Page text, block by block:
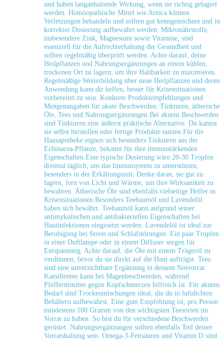
und ⁢haben langanhaltende Wirkung, wenn sie richtig gelagert
werden. Homöopathische Mittel wie Arnica können
Verletzungen behandeln und sollten gut⁢ kenngezeichnet und in
korrekter Dosierung aufbewahrt werden. Mikronährstoffe,
insbesondere Zink, Magnesium sowie Vitamine, sind
essenziell für die Aufrechterhaltung der Gesundheit und⁤
sollten regelmäßig überprüft werden. Achte ‌darauf, deine
Heilpflanzen und Nahrungsergänzungen ⁣an einem kühlen,
trockenen Ort zu lagern, ‌um⁤ ihre Haltbarkeit zu maximieren.
Regelmäßige Weiterbildung über neue ⁢Heilpflanzen und deren
Anwendung kann dir ‌helfen, besser für Krisensituationen
vorbereitet zu sein. Konkrete Produktempfehlungen und
Mengenangaben für akute Beschwerden: Tinkturen, ätherische
Öle, Tees und Nahrungsergänzungen Bei akuten Beschwerden
sind Tinkturen eine äußerst‍ praktische Alternative. Du kannst
sie selbst herstellen oder fertige⁣ Produkte‌ nutzen.Für die
Hausapotheke eignen​ sich besonders Tinkturen aus der
Echinacea-Pflanze, bekannt⁢ für ihre immunstärkenden
Eigenschaften.Eine typische Dosierung wäre 20-30 Tropfen
dreimal täglich, um das ​Immunsystem zu unterstützen,
‌besonders in der Erkältungszeit. Denke daran, sie ​gut zu
lagern, fern von Licht und‌ Wärme, um‌ ihre ⁤Wirksamkeit zu
bewahren. Ätherische Öle sind ebenfalls vielseitige Helfer in
Krisensituationen.Besonders Teebaumöl und Lavendelöl
haben sich bewährt. Teebaumöl ​kann aufgrund seiner
antimykotischen und antibakteriellen Eigenschaften bei
Hautinfektionen eingesetzt ‌werden. Lavendelöl ist ideal zur
Beruhigung bei Stress und Schlafstörungen. Ein paar Tropfen
in einer Duftlampe ⁢oder in einem Diffuser sorgen für
Entspannung.‍ Achte darauf, die Öle mit einem Trägeröl zu
verdünnen, ⁢bevor du sie direkt auf⁢ die Haut aufträgst. Tees
sind eine⁣ unverzichtbare Ergänzung⁢ in deinem Notvorrat.
Kamillentee kann‌ bei Magenbeschwerden, während
Pfefferminztee ​gegen Kopfschmerzen⁣ hilfreich ist.‌ Für akuten
Bedarf sind Trockenmischungen ideal, die du in luftdichten
Behältern aufbewahrst. Eine gute Empfehlung ist, pro Person
mindestens 100 Gramm von den wichtigsten ⁣Teesorten im
Vorrat zu haben. So ⁢bist du‌ für verschiedene Beschwerden
gerüstet. Nahrungsergänzungen sollten ebenfalls Teil deiner​
Vorratshaltung sein. Omega-3-Fettsäuren und‍ Vitamin D sind